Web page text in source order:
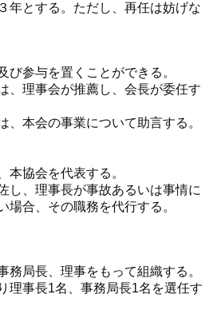
とする。ただし、再任は妨げな
参与を置くことができる。
事会が推薦し、会長が委任す
会の事業について助言する。
本協会を代表する。
し、理事長が事故あるいは事情に
場合、その職務を代行する。
務局長、理事をもって組織する。
理事長1名、事務局長1名を選任す